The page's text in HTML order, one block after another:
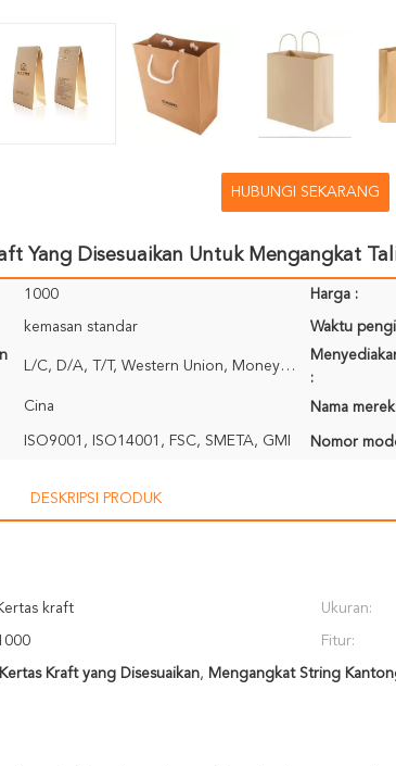
HUBUNGI SEKARANG
Yang Disesuaikan Untuk Mengangkat
1000 Harga :
kemasan standar
Waktu
L/C, D/A, T/T, Western Union, MoneyGram
:
Cina Nama
ISO9001, ISO14001, FSC, SMETA, GMI Nomor
DESKRIPSI PRODUK
kraft Ukuran:
Fitur:
Kertas Kraft yang Disesuaikan, Mengangkat String